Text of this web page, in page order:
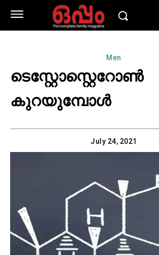
Men
ടെസ്റ്റോസ്റ്റെറോൺ
കുറയുമ്പോൾ
July 24, 2021